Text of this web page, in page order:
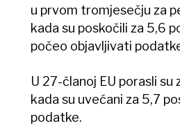
u prvom tromjesečju za
kada su poskočili za 5,6
počeo objavljivati
U 27-članoj EU porasli
kada su uvećani za 5,7
podatke.